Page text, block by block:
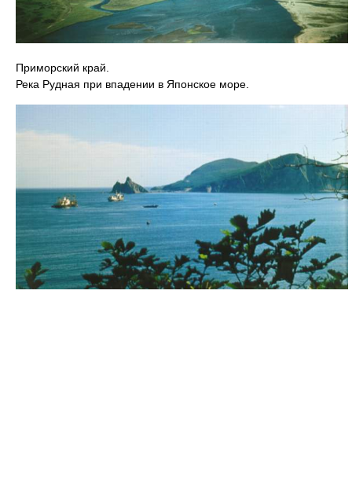
Приморский край.
Река Рудная при впадении в Японское море.